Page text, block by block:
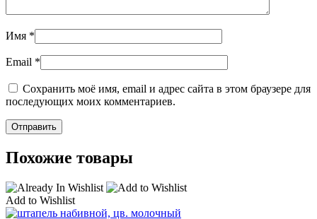
Имя *
Email *
Сохранить моё имя, email и адрес сайта в этом браузере для
последующих моих комментариев.
Похожие товары
Add to Wishlist